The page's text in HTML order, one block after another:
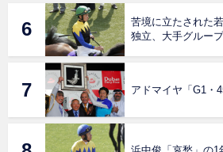
苦境に立たされた
独立、大手グルー
アドマイヤ「G1・